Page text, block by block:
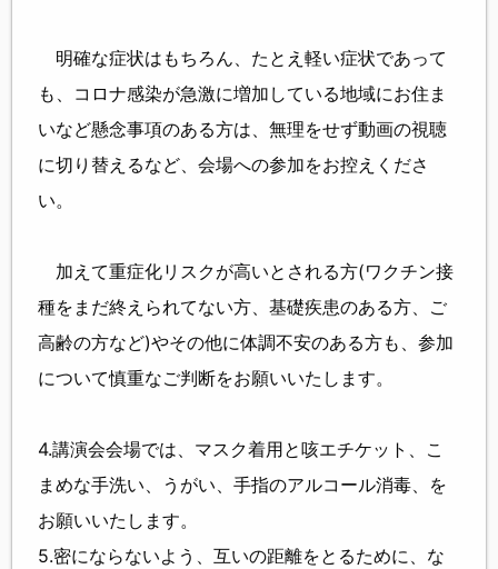
明確な症状はもちろん、たとえ軽い症状であって
も、コロナ感染が急激に増加している地域にお住ま
いなど懸念事項のある方は、無理をせず動画の視聴
に切り替えるなど、会場への参加をお控えくださ
い。
加えて重症化リスクが高いとされる方(ワクチン接
種をまだ終えられてない方、基礎疾患のある方、ご
高齢の方など)やその他に体調不安のある方も、参加
について慎重なご判断をお願いいたします。
4.講演会会場では、マスク着用と咳エチケット、こ
まめな手洗い、うがい、手指のアルコール消毒、を
お願いいたします。
5.密にならないよう、互いの距離をとるために、な